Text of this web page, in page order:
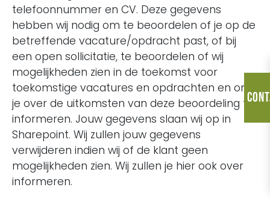
telefoonnummer en CV. Deze gegevens
hebben wij nodig om te beoordelen of je op de
betreffende vacature/opdracht past, of bij
een open sollicitatie, te beoordelen of wij
mogelijkheden zien in de toekomst voor
toekomstige vacatures en opdrachten en om
je over de uitkomsten van deze beoordeling te
informeren. Jouw gegevens slaan wij op in
Sharepoint. Wij zullen jouw gegevens
verwijderen indien wij of de klant geen
mogelijkheden zien. Wij zullen je hier ook over
informeren.